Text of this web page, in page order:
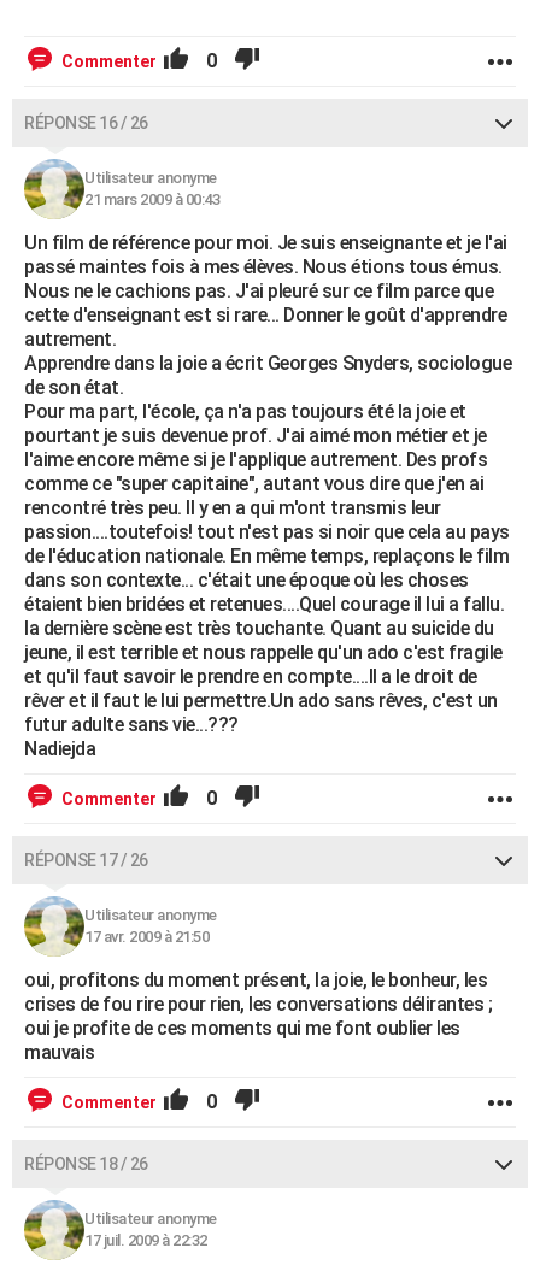
Commenter 0
RÉPONSE 16 / 26
Utilisateur anonyme
21 mars 2009 à 00:43
Un film de référence pour moi. Je suis enseignante et je l'ai
passé maintes fois à mes élèves. Nous étions tous émus.
Nous ne le cachions pas. J'ai pleuré sur ce film parce que
cette d'enseignant est si rare... Donner le goût d'apprendre
autrement.
Apprendre dans la joie a écrit Georges Snyders, sociologue
de son état.
Pour ma part, l'école, ça n'a pas toujours été la joie et
pourtant je suis devenue prof. J'ai aimé mon métier et je
l'aime encore même si je l'applique autrement. Des profs
comme ce "super capitaine", autant vous dire que j'en ai
rencontré très peu. Il y en a qui m'ont transmis leur
passion....toutefois! tout n'est pas si noir que cela au pays
de l'éducation nationale. En même temps, replaçons le film
dans son contexte... c'était une époque où les choses
étaient bien bridées et retenues....Quel courage il lui a fallu.
la dernière scène est très touchante. Quant au suicide du
jeune, il est terrible et nous rappelle qu'un ado c'est fragile
et qu'il faut savoir le prendre en compte....Il a le droit de
rêver et il faut le lui permettre.Un ado sans rêves, c'est un
futur adulte sans vie...???
Nadiejda
Commenter 0
RÉPONSE 17 / 26
Utilisateur anonyme
17 avr. 2009 à 21:50
oui, profitons du moment présent, la joie, le bonheur, les
crises de fou rire pour rien, les conversations délirantes ;
oui je profite de ces moments qui me font oublier les
mauvais
Commenter 0
RÉPONSE 18 / 26
Utilisateur anonyme
17 juil. 2009 à 22:32